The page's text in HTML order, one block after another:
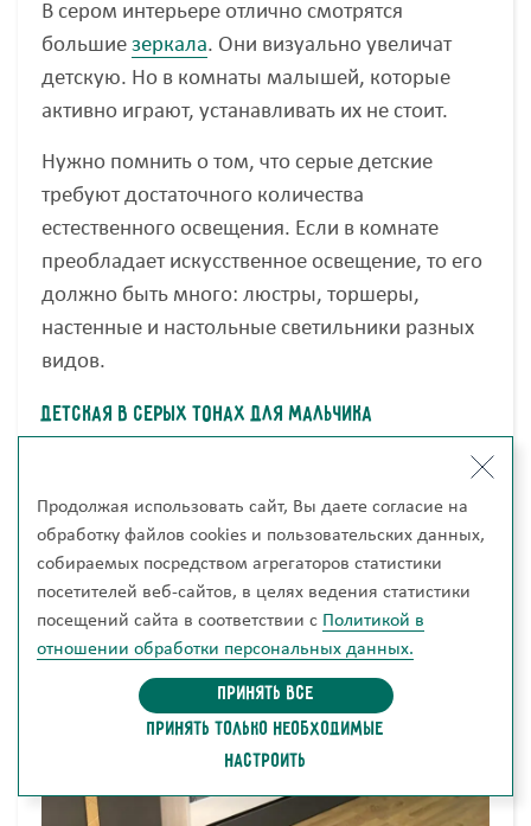
Продолжая использовать сайт, Вы даете согласие на
обработку файлов cookies и пользовательских данных,
собираемых посредством агрегаторов статистики
посетителей веб-сайтов, в целях ведения статистики
посещений сайта в соответствии с Политикой в
отношении обработки персональных данных.
Принять все
ПРИНЯТЬ ТОЛЬКО НЕОБХОДИМЫЕ
НАСТРОИТЬ
В сером интерьере отлично смотрятся
большие зеркала. Они визуально увеличат
детскую. Но в комнаты малышей, которые
активно играют, устанавливать их не стоит.
Нужно помнить о том, что серые детские
требуют достаточного количества
естественного освещения. Если в комнате
преобладает искусственное освещение, то его
должно быть много: люстры, торшеры,
настенные и настольные светильники разных
видов.
Детская в серых тонах для мальчика